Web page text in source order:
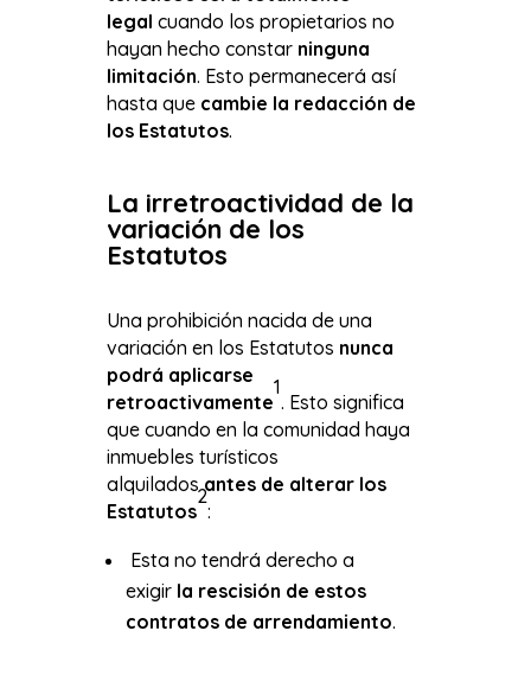
legal cuando los propietarios no
hayan hecho constar ninguna
limitación. Esto permanecerá así
hasta que cambie la redacción de
los Estatutos.
La irretroactividad de la
variación de los
Estatutos
Una prohibición nacida de una
variación en los Estatutos nunca
podrá aplicarse
retroactivamente
1
. Esto significa
que cuando en la comunidad haya
inmuebles turísticos
alquiladosantes de alterar los
Estatutos
2
:
Esta no tendrá derecho a
exigir la rescisión de estos
contratos de arrendamiento.